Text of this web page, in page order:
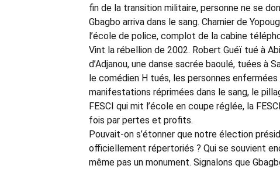
fin de la transition militaire, personne ne se
Gbagbo arriva dans le sang. Charnier de
l’école de police, complot de la cabine
Vint la rébellion de 2002. Robert Guéï tué à
d’Adjanou, une danse sacrée baoulé, tuées à
le comédien H tués, les personnes
manifestations réprimées dans le sang, le
FESCI qui mit l’école en coupe réglée, la
fois par pertes et profits.
Pouvait-on s’étonner que notre élection
officiellement répertoriés ? Qui se souvient
même pas un monument. Signalons que